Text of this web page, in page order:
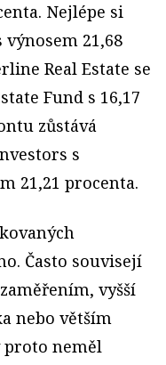
Nejlépe si
21,68
Real Estate se
Fund s 16,17
zůstává
s
21,21 procenta.
Často souvisejí
vyšší
nebo větším
neměl